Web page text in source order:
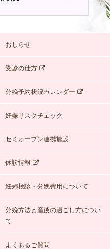
おしらせ
受診の仕方
分娩予約状況カレンダー
妊娠リスクチェック
セミオープン連携施設
休診情報
妊婦検診・分娩費用について
分娩方法と産後の過ごし方につい
て
よくあるご質問